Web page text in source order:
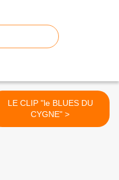
LE CLIP "le BLUES DU
CYGNE" >